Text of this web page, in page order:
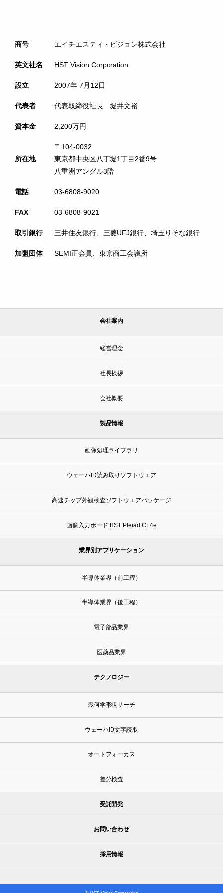
商号 エイチエスティ・ビジョン株式会社
英文社名 HST Vision Corporation
設立 2007年 7月12日
代表者 代表取締役社長 堀井文裕
資本金 2,200万円
所在地
〒104-0032
東京都中央区八丁堀1丁目2番9号
八重洲アングル3階
電話 03-6808-9020
FAX 03-6808-9021
取引銀行 三井住友銀行、三菱UFJ銀行、埼玉りそな銀行
加盟団体 SEMI正会員、東京商工会議所
会社案内
経営理念
社長挨拶
会社概要
製品情報
画像処理ライブラリ
ウェーハID読み取りソフトウエア
高速チップ外観検査ソフトウエアパッケージ
画像入力ボード HST Pleiad CL4e
業界別アプリケーション
半導体業界（前工程）
半導体業界（後工程）
電子部品業界
医薬品業界
テクノロジー
幾何学形状サーチ
ウェーハID文字読取
オートフォーカス
差分検査
受託開発
お問い合わせ
採用情報